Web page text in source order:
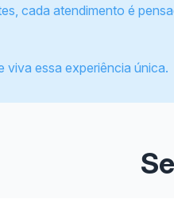
cada atendimento é
viva essa experiência única.